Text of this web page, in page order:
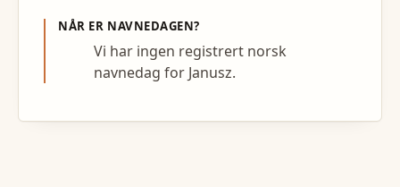
NÅR ER NAVNEDAGEN?
Vi har ingen registrert norsk
navnedag for Janusz.